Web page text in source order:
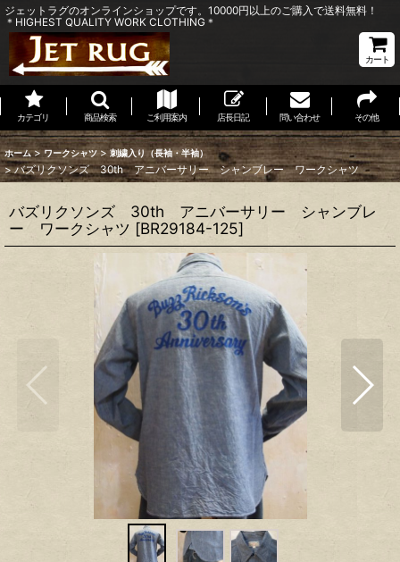
ジェットラグのオンラインショップです。10000円以上のご購入で送料無料！
＊HIGHEST QUALITY WORK CLOTHING＊
カート
カテゴリ 商品検索 ご利用案内 店長日記 問い合わせ その他
ホーム > ワークシャツ > 刺繍入り（長袖・半袖）
> バズリクソンズ 30th アニバーサリー シャンブレー ワークシャツ
バズリクソンズ 30th アニバーサリー シャンブレ
ー ワークシャツ [BR29184-125]